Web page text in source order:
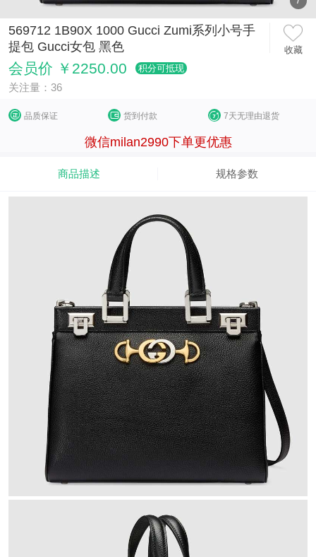
569712 1B90X 1000 Gucci Zumi系列小号手
提包 Gucci女包 黑色
收藏
会员价 ￥2250.00 积分可抵现
关注量：36
品质保证 货到付款 7天无理由退货
微信milan2990下单更优惠
商品描述 规格参数